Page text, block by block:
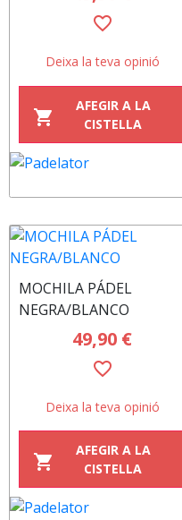
favorite_border
Deixa la teva opinió
shopping_cart
AFEGIR A LA
CISTELLA
MOCHILA PÁDEL
NEGRA/BLANCO
49,90 €
favorite_border
Deixa la teva opinió
shopping_cart
AFEGIR A LA
CISTELLA